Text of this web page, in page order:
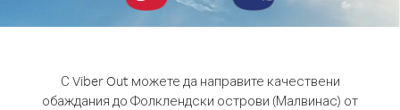
С Viber Out можете да направите качествени
обаждания до Фолклендски острови (Малвинас) от